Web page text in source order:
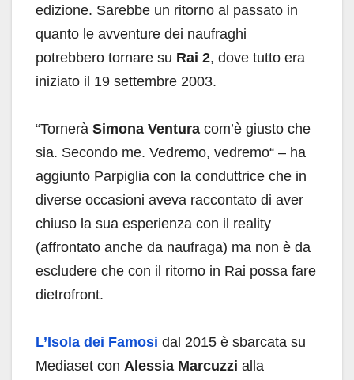
edizione. Sarebbe un ritorno al passato in
quanto le avventure dei naufraghi
potrebbero tornare su Rai 2, dove tutto era
iniziato il 19 settembre 2003.
“Tornerà Simona Ventura com’è giusto che
sia. Secondo me. Vedremo, vedremo“ – ha
aggiunto Parpiglia con la conduttrice che in
diverse occasioni aveva raccontato di aver
chiuso la sua esperienza con il reality
(affrontato anche da naufraga) ma non è da
escludere che con il ritorno in Rai possa fare
dietrofront.
L’Isola dei Famosi dal 2015 è sbarcata su
Mediaset con Alessia Marcuzzi alla